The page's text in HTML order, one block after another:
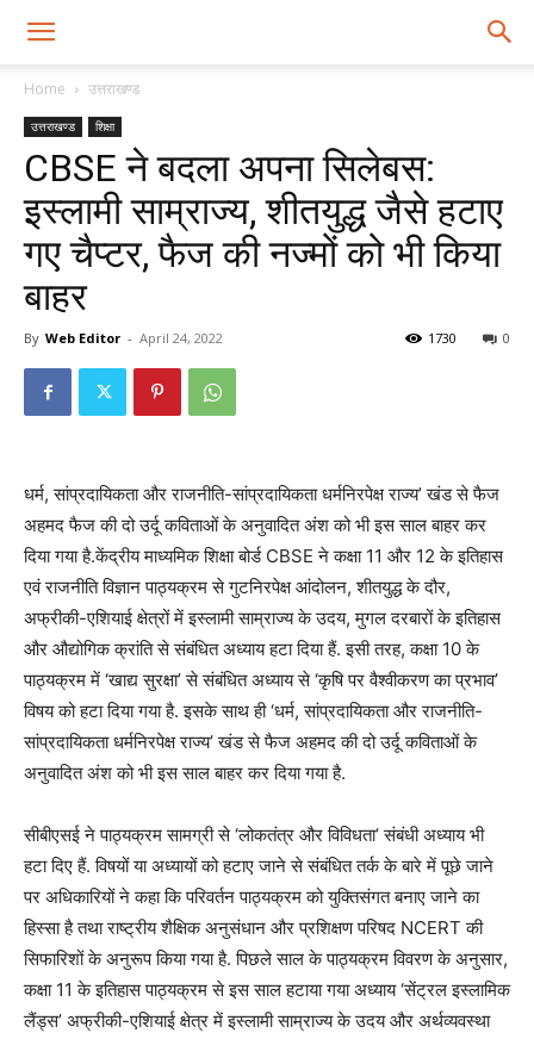
Home उत्तराखण्ड
उत्तराखण्ड शिक्षा
CBSE ने बदला अपना सिलेबस:
इस्लामी साम्राज्य, शीतयुद्ध जैसे हटाए
गए चैप्टर, फैज की नज्मों को भी किया
बाहर
By Web Editor - April 24, 2022 0
1730
धर्म, सांप्रदायिकता और राजनीति-सांप्रदायिकता धर्मनिरपेक्ष राज्य’ खंड से फैज
अहमद फैज की दो उर्दू कविताओं के अनुवादित अंश को भी इस साल बाहर कर
दिया गया है.केंद्रीय माध्यमिक शिक्षा बोर्ड CBSE ने कक्षा 11 और 12 के इतिहास
एवं राजनीति विज्ञान पाठ्यक्रम से गुटनिरपेक्ष आंदोलन, शीतयुद्ध के दौर,
अफ्रीकी-एशियाई क्षेत्रों में इस्लामी साम्राज्य के उदय, मुगल दरबारों के इतिहास
और औद्योगिक क्रांति से संबंधित अध्याय हटा दिया हैं. इसी तरह, कक्षा 10 के
पाठ्यक्रम में ‘खाद्य सुरक्षा’ से संबंधित अध्याय से ‘कृषि पर वैश्वीकरण का प्रभाव’
विषय को हटा दिया गया है. इसके साथ ही ‘धर्म, सांप्रदायिकता और राजनीति-
सांप्रदायिकता धर्मनिरपेक्ष राज्य’ खंड से फैज अहमद की दो उर्दू कविताओं के
अनुवादित अंश को भी इस साल बाहर कर दिया गया है.
सीबीएसई ने पाठ्यक्रम सामग्री से ‘लोकतंत्र और विविधता’ संबंधी अध्याय भी
हटा दिए हैं. विषयों या अध्यायों को हटाए जाने से संबंधित तर्क के बारे में पूछे जाने
पर अधिकारियों ने कहा कि परिवर्तन पाठ्यक्रम को युक्तिसंगत बनाए जाने का
हिस्सा है तथा राष्ट्रीय शैक्षिक अनुसंधान और प्रशिक्षण परिषद NCERT की
सिफारिशों के अनुरूप किया गया है. पिछले साल के पाठ्यक्रम विवरण के अनुसार,
कक्षा 11 के इतिहास पाठ्यक्रम से इस साल हटाया गया अध्याय ‘सेंट्रल इस्लामिक
लैंड्स’ अफ्रीकी-एशियाई क्षेत्र में इस्लामी साम्राज्य के उदय और अर्थव्यवस्था